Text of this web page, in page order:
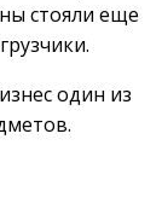
стояли еще
один из